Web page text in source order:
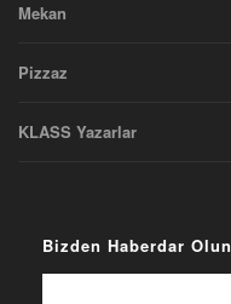
Mekan
Pizzaz
KLASS Yazarlar
Bizden Haberdar Olun